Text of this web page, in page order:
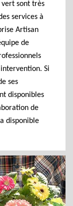
vert sont très
services à
Artisan
de
Si
ses
disponibles
de
disponible